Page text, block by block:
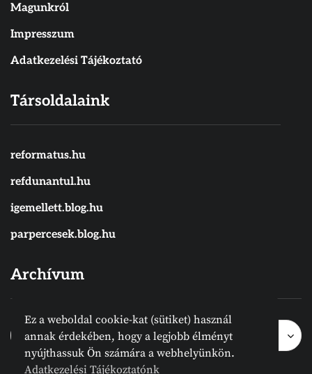
Magunkról
Impresszum
Adatkezelési Tájékoztató
Társoldalaink
reformatus.hu
refdunantul.hu
igemellett.blog.hu
parpercesek.blog.hu
Archívum
Archívum
Hónap kijelölése
Archívum
Ez a weboldal cookie-kat (sütiket) használ
annak érdekében, hogy a legjobb élményt
nyújthassuk Ön számára a webhelyünkön.
Adatkezelési Tájékoztatónk